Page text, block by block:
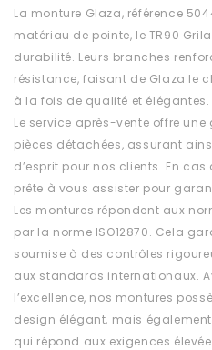
La monture Glaza, référence
matériau de pointe, le TR90
durabilité. Leurs branches
résistance, faisant de Glaza le
à la fois de qualité et élégantes.
Le service après-vente offre
pièces détachées, assurant
d’esprit pour nos clients. En
prête à vous assister pour
Les montures répondent aux
par la norme ISO12870. Cela
soumise à des contrôles
aux standards internationaux.
l’excellence, nos montures
design élégant, mais
qui répond aux exigences